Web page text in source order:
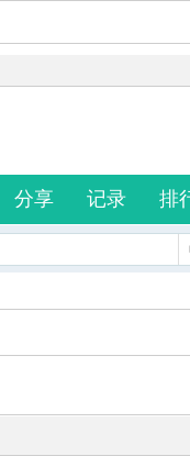
分享 记录 排